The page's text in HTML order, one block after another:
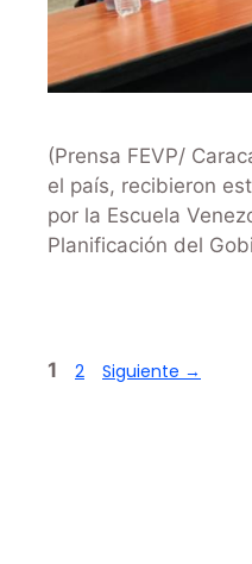
(Prensa FEVP/
el país, recibieron
por la Escuela
Planificación del
1 2 Siguiente →